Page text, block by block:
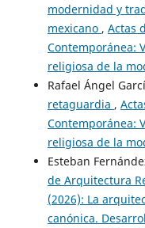
modernidad y
mexicano , Actas
Contemporánea:
religiosa de la
Rafael Ángel
retaguardia ,
Contemporánea:
religiosa de la
Esteban
de Arquitectura
(2026): La
canónica.